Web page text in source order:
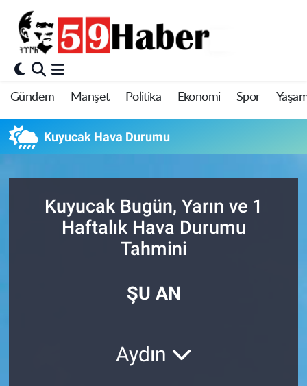
Gündem Manşet Politika Ekonomi Spor
Kuyucak Hava Durumu
Kuyucak Bugün, Yarın ve 1
Haftalık Hava Durumu
Tahmini
ŞU AN
Aydın